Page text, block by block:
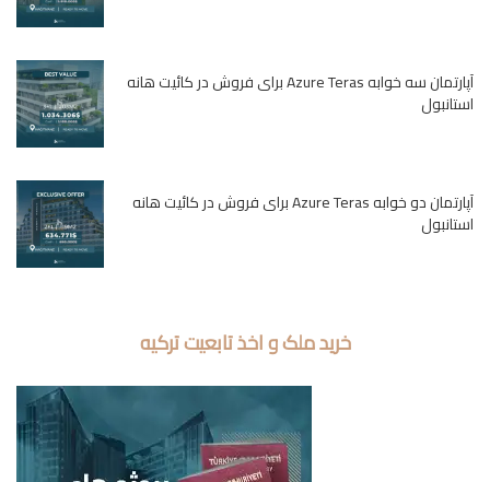
آپارتمان سه خوابه Azure Teras برای فروش در کائیت هانه
استانبول
آپارتمان دو خوابه Azure Teras برای فروش در کائیت هانه
استانبول
خرید ملک و اخذ تابعیت ترکیه